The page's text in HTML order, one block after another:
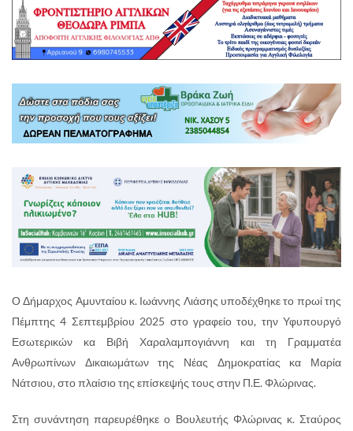
Ο Δήμαρχος Αμυνταίου κ. Ιωάννης Λιάσης υποδέχθηκε το πρωί της
Πέμπτης 4 Σεπτεμβρίου 2025 στο γραφείο του, την Υφυπουργό
Εσωτερικών κα Βιβή Χαραλαμπογιάννη και τη Γραμματέα
Ανθρωπίνων Δικαιωμάτων της Νέας Δημοκρατίας κα Μαρία
Νάτσιου, στο πλαίσιο της επίσκεψής τους στην Π.Ε. Φλώρινας.
Στη συνάντηση παρευρέθηκε ο Βουλευτής Φλώρινας κ. Σταύρος